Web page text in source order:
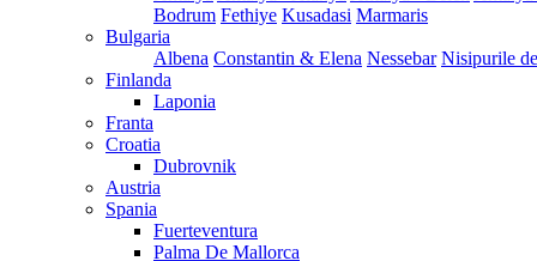
Bodrum Fethiye Kusadasi Marmaris
Bulgaria
Albena Constantin & Elena Nessebar Nisipurile
Finlanda
Laponia
Franta
Croatia
Dubrovnik
Austria
Spania
Fuerteventura
Palma De Mallorca